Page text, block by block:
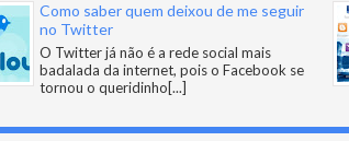
Como saber quem deixou de me seguir
no Twitter
O Twitter já não é a rede social mais
badalada da internet, pois o Facebook se
tornou o queridinho[...]